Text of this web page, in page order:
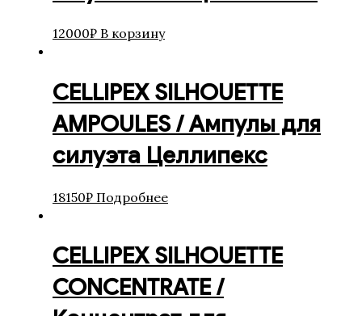
12000₽ В корзину
CELLIPEX SILHOUETTE
AMPOULES / Ампулы для
силуэта Целлипекс
18150₽ Подробнее
CELLIPEX SILHOUETTE
CONCENTRATE /